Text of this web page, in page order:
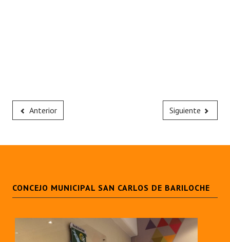
Anterior Siguiente
CONCEJO MUNICIPAL SAN CARLOS DE BARILOCHE